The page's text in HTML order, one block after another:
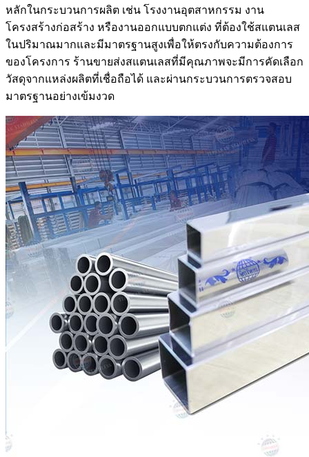
หลักในกระบวนการผลิต เช่น โรงงานอุตสาหกรรม งาน
โครงสร้างก่อสร้าง หรืองานออกแบบตกแต่ง ที่ต้องใช้สแตนเลส
ในปริมาณมากและมีมาตรฐานสูงเพื่อให้ตรงกับความต้องการ
ของโครงการ ร้านขายส่งสแตนเลสที่มีคุณภาพจะมีการคัดเลือก
วัสดุจากแหล่งผลิตที่เชื่อถือได้ และผ่านกระบวนการตรวจสอบ
มาตรฐานอย่างเข้มงวด